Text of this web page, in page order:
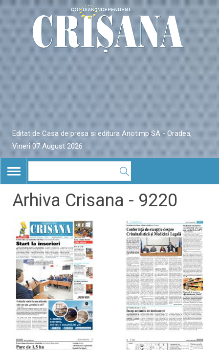
Editat de Casa de presa si editura Anotimp SA - Oradea,
Vineri 07 August 2026
TOGGLE
NAVIGATION
Arhiva Crisana - 9220